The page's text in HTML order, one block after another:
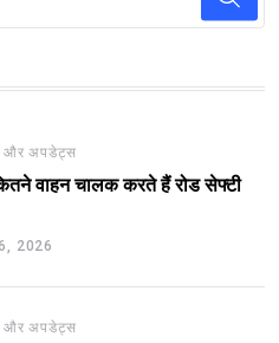
और अपडेट्स
वाहन चालक करते हैं रोड सेफ्टी
2026
और अपडेट्स